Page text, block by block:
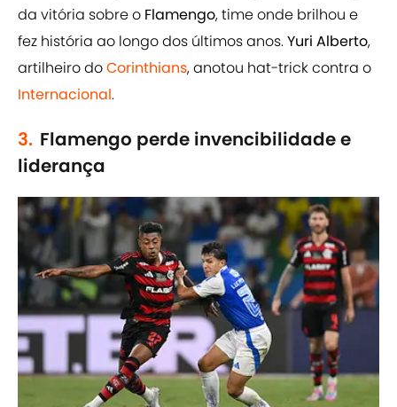
da vitória sobre o Flamengo, time onde brilhou e
fez história ao longo dos últimos anos.Yuri Alberto,
artilheiro doCorinthians, anotou hat-trick contra o
Internacional.
3. Flamengo perde invencibilidade e
liderança